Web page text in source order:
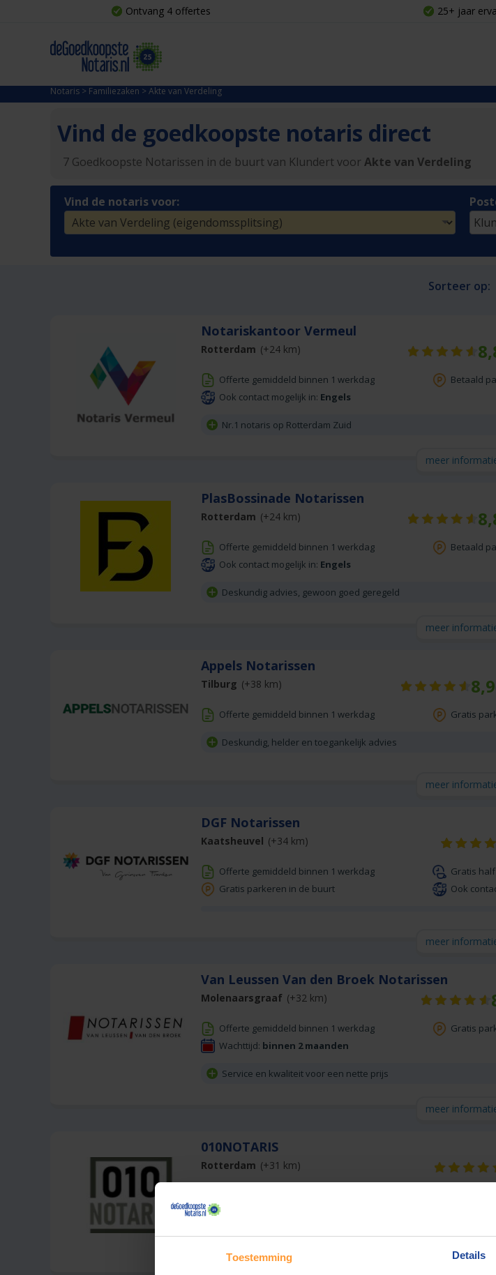
Toestemming Details
Ontvang 4 offertes 25+ jaar
Notaris > Familiezaken >Akte van Verdeling
Vind de goedkoopste notaris direct
7 Goedkoopste Notarissen in de buurt van Klundert voor Akte van Verdeling
Vind de notaris voor:
Sorteer op:
Notariskantoor Vermeul
Rotterdam (+24 km)
Offerte gemiddeld binnen 1 werkdag
Betaald
Ook contact mogelijk in: Engels
Nr.1 notaris op Rotterdam Zuid
meer
PlasBossinade Notarissen
Rotterdam (+24 km)
Offerte gemiddeld binnen 1 werkdag
Betaald
Ook contact mogelijk in: Engels
Deskundig advies, gewoon goed geregeld
meer
Appels Notarissen
8,9
Tilburg (+38 km)
Offerte gemiddeld binnen 1 werkdag Gratis
Deskundig, helder en toegankelijk advies
meer
DGF Notarissen
Kaatsheuvel (+34 km)
Offerte gemiddeld binnen 1 werkdag
Gratis
Gratis parkeren in de buurt
Ook
meer
Van Leussen Van den Broek Notarissen
Molenaarsgraaf (+32 km)
Offerte gemiddeld binnen 1 werkdag
Gratis
Wachttijd: binnen 2 maanden
Service en kwaliteit voor een nette prijs
meer
010NOTARIS
Rotterdam (+31 km)
Gratis parkeren op eigen terrein